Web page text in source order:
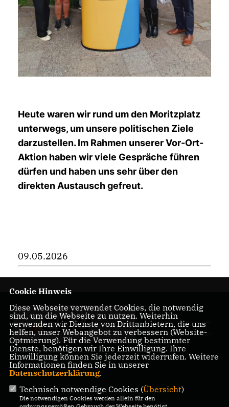
Heute waren wir rund um den Moritzplatz
unterwegs, um unsere politischen Ziele
darzustellen. Im Rahmen unserer Vor-Ort-
Aktion haben wir viele Gespräche führen
dürfen und haben uns sehr über den
direkten Austausch gefreut.
09.05.2026
Herzlich
Willkommen bei der
CDU Friedrichshain-
Kreuzberg
IMPRESSUM DATENSCHUTZ KONTAKT
Cookie Hinweis
Diese Webseite verwendet Cookies, die notwendig
sind, um die Webseite zu nutzen. Weiterhin
verwenden wir Dienste von Drittanbietern, die uns
helfen, unser Webangebot zu verbessern (Website-
Optmierung). Für die Verwendung bestimmter
Dienste, benötigen wir Ihre Einwilligung. Ihre
Einwilligung können Sie jederzeit widerrufen. Weitere
Informationen finden Sie in unserer
Datenschutzerklärung.
Technisch notwendige Cookies (Übersicht)
Die notwendigen Cookies werden allein für den